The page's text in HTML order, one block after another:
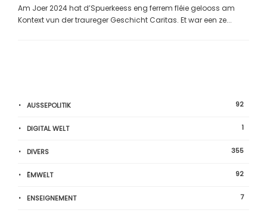
Am Joer 2024 hat d’Spuerkeess eng ferrem fléie gelooss am
Kontext vun der traureger Geschicht Caritas. Et war een ze...
AUSSEPOLITIK 92
DIGITAL WELT 1
DIVERS 355
ËMWELT 92
ENSEIGNEMENT 7